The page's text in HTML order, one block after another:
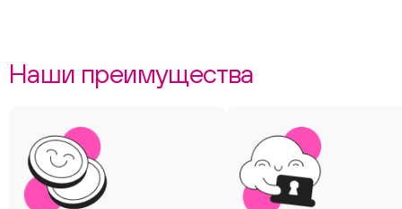
Наши преимущества